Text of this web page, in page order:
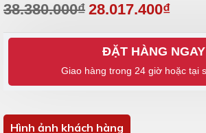
28.017.400₫
38.380.000₫
ĐẶT HÀNG NGAY
Hình ảnh khách hàng